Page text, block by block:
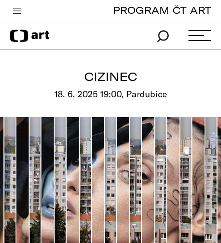
Česká televize
Zpravodajství
Pro děti
edu
Vše o ČT
PROGRAM ČT ART
CIZINEC
18. 6. 2025 19:00, Pardubice